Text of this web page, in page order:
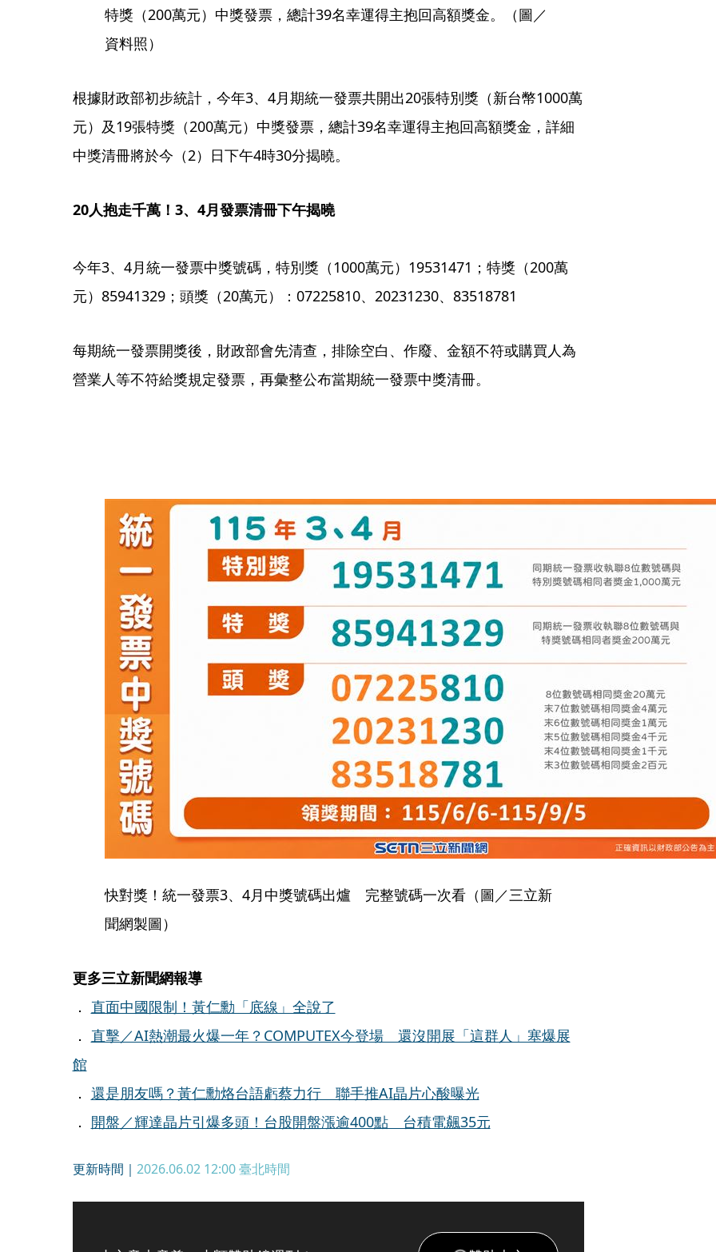
特獎（200萬元）中獎發票，總計39名幸運得主抱回高額獎金。（圖／
資料照）
根據財政部初步統計，今年3、4月期統一發票共開出20張特別獎（新台幣1000萬
元）及19張特獎（200萬元）中獎發票，總計39名幸運得主抱回高額獎金，詳細
中獎清冊將於今（2）日下午4時30分揭曉。
20人抱走千萬！3、4月發票清冊下午揭曉
今年3、4月統一發票中獎號碼，特別獎（1000萬元）19531471；特獎（200萬
元）85941329；頭獎（20萬元）：07225810、20231230、83518781
每期統一發票開獎後，財政部會先清查，排除空白、作廢、金額不符或購買人為
營業人等不符給獎規定發票，再彙整公布當期統一發票中獎清冊。
快對獎！統一發票3、4月中獎號碼出爐 完整號碼一次看（圖／三立新
聞網製圖）
更多三立新聞網報導
． 直面中國限制！黃仁勳「底線」全說了
． 直擊／AI熱潮最火爆一年？COMPUTEX今登場 還沒開展「這群人」塞爆展
館
． 還是朋友嗎？黃仁勳烙台語虧蔡力行 聯手推AI晶片心酸曝光
． 開盤／輝達晶片引爆多頭！台股開盤漲逾400點 台積電飆35元
更新時間｜ 2026.06.02 12:00臺北時間